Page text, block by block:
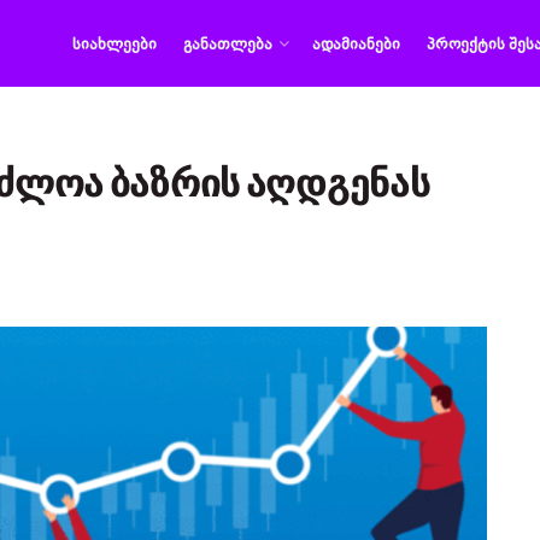
ᲡᲘᲐᲮᲚᲔᲔᲑᲘ ᲒᲐᲜᲐᲗᲚᲔᲑᲐ ᲐᲓᲐᲛᲘᲐᲜᲔᲑᲘ ᲞᲠᲝᲔᲥᲢᲘᲡ
ბაზრის აღდგენას